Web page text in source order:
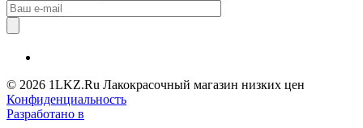
© 2026 1LKZ.Ru Лакокрасочный магазин низких цен
Конфиденциальность
Разработано в